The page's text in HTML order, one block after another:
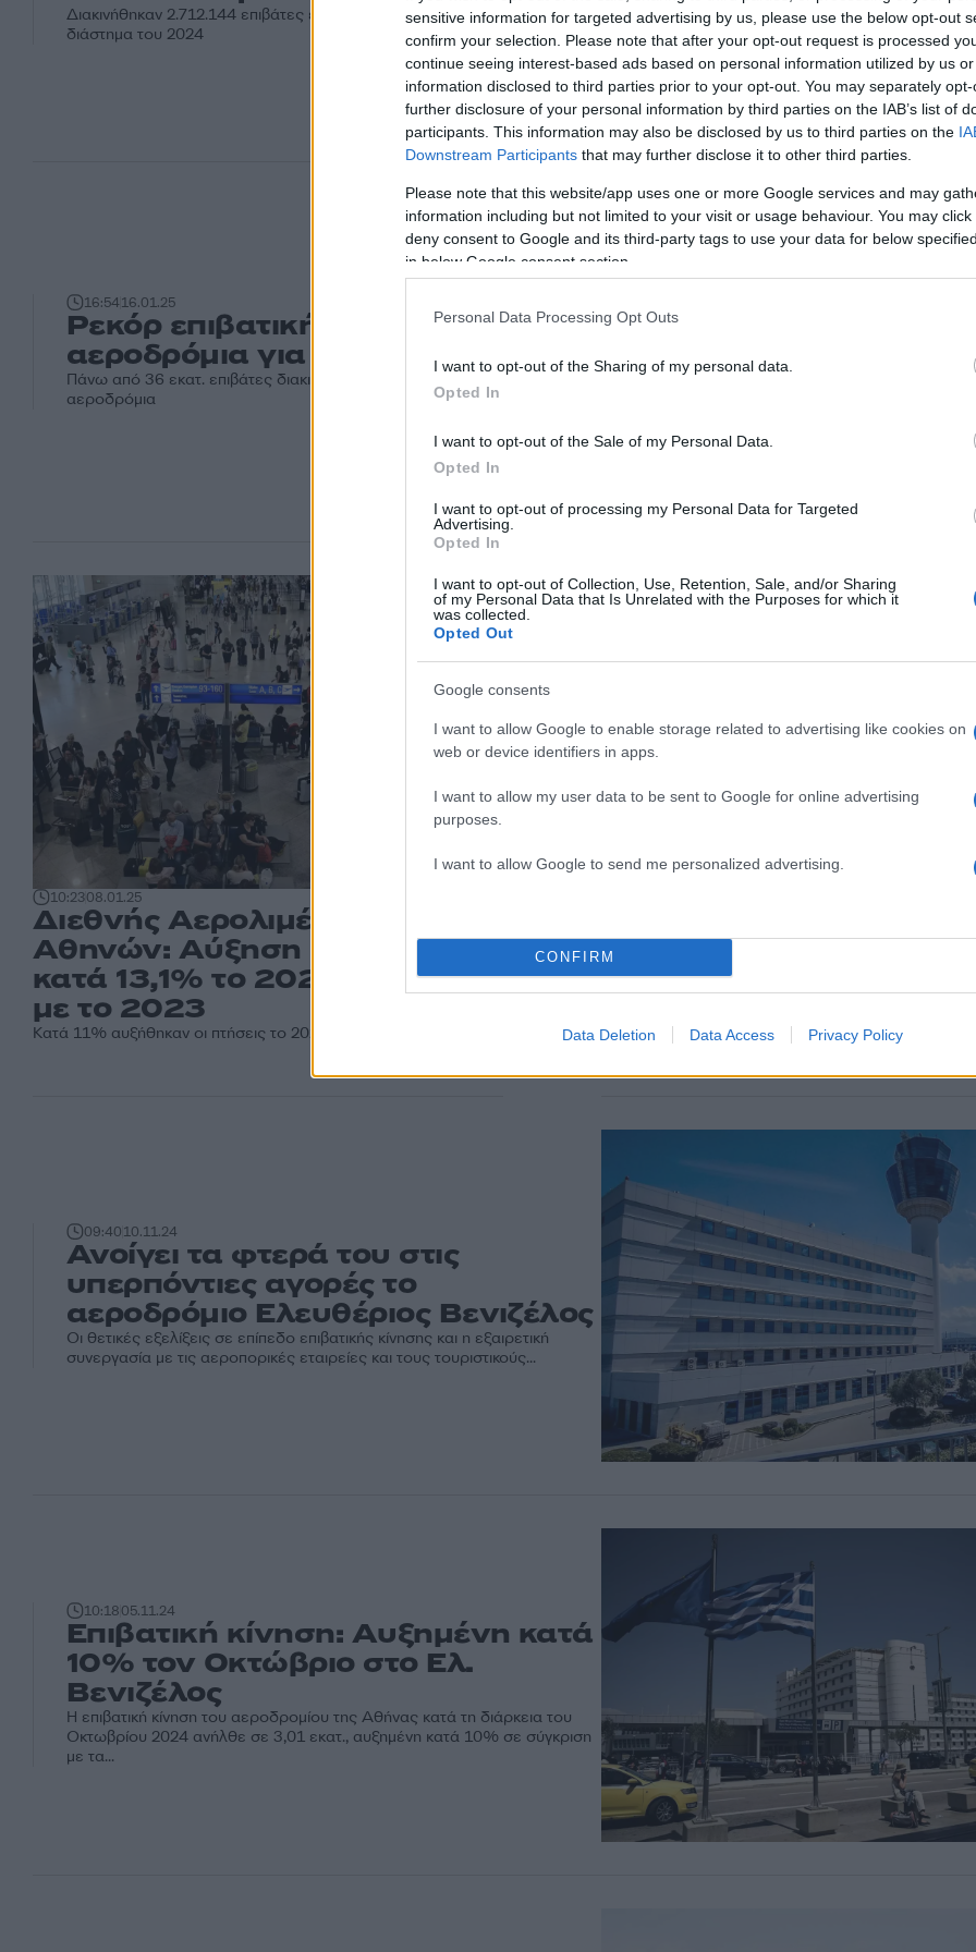
sensitive information for targeted advertising by us, please use the below opt-out
confirm your selection. Please note that after your opt-out request is processed
continue seeing interest-based ads based on personal information utilized by us
information disclosed to third parties prior to your opt-out. You may separately
further disclosure of your personal information by third parties on the IAB’s list of
participants. This information may also be disclosed by us to third parties on the
Downstream Participants that may further disclose it to other third parties.
Please note that this website/app uses one or more Google services and may
information including but not limited to your visit or usage behaviour. You may
deny consent to Google and its third-party tags to use your data for below
in below Google consent section.
Personal Data Processing Opt Outs
I want to opt-out of the Sharing of my personal data.
Opted In
I want to opt-out of the Sale of my Personal Data.
Opted In
I want to opt-out of processing my Personal Data for Targeted
Advertising.
Opted In
I want to opt-out of Collection, Use, Retention, Sale, and/or Sharing
of my Personal Data that Is Unrelated with the Purposes for which it
was collected.
Opted Out
Google consents
I want to allow Google to enable storage related to advertising like cookies on
web or device identifiers in apps.
I want to allow my user data to be sent to Google for online advertising
purposes.
I want to allow Google to send me personalized advertising.
CONFIRM
Data Deletion Data Access Privacy Policy
Διακινήθηκαν 2.712.144 επιβάτες έναντι 2.413.403 το αντίστοιχο χρονικό
διάστημα του 2024
16:5416.01.25
Ρεκόρ επιβατικής κίνησης στα
αεροδρόμια για το 2024
Πάνω από 36 εκατ. επιβάτες διακινήθηκαν στα 14 περιφερειακά
αεροδρόμια
10:2308.01.25
Διεθνής Αερολιμένας
Αθηνών: Αύξηση επιβατών
κατά 13,1% το 2024 σε σχέση
με το 2023
Κατά 11% αυξήθηκαν οι πτήσεις το 2024
προορισμούς
«πετάξουν» οι Έλληνες
Οι παραδοσιακοί χριστουγεννιάτικοι προορισμοί
09:4010.11.24
Ανοίγει τα φτερά του στις
υπερπόντιες αγορές το
αεροδρόμιο Ελευθέριος Βενιζέλος
Οι θετικές εξελίξεις σε επίπεδο επιβατικής κίνησης και η εξαιρετική
συνεργασία με τις αεροπορικές εταιρείες και τους τουριστικούς...
10:1805.11.24
Επιβατική κίνηση: Αυξημένη κατά
10% τον Οκτώβριο στο Ελ.
Βενιζέλος
Η επιβατική κίνηση του αεροδρομίου της Αθήνας κατά τη διάρκεια του
Οκτωβρίου 2024 ανήλθε σε 3,01 εκατ., αυξημένη κατά 10% σε σύγκριση
με τα...